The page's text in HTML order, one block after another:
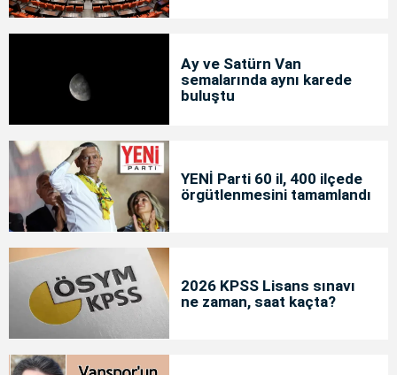
Ay ve Satürn Van
semalarında aynı karede
buluştu
YENİ Parti 60 il, 400 ilçede
örgütlenmesini tamamlandı
2026 KPSS Lisans sınavı
ne zaman, saat kaçta?